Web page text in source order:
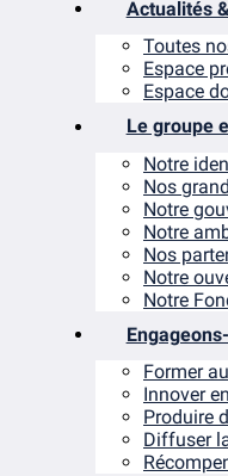
Actualités
Toutes
Espace
Espace
Le groupe
Notre
Nos
Notre
Notre
Nos
Notre
Notre
Former
Innover
Produire
Diffuser